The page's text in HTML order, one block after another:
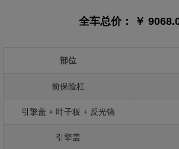
全车总价： ￥
部位
前保险杠
引擎盖 + 叶子板 + 反光镜
引擎盖